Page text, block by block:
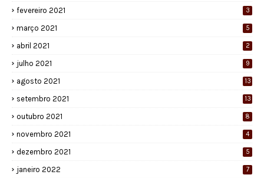
fevereiro 2021 3
março 2021 5
abril 2021 2
julho 2021 9
agosto 2021 13
setembro 2021 13
outubro 2021 8
novembro 2021 4
dezembro 2021 5
janeiro 2022 7